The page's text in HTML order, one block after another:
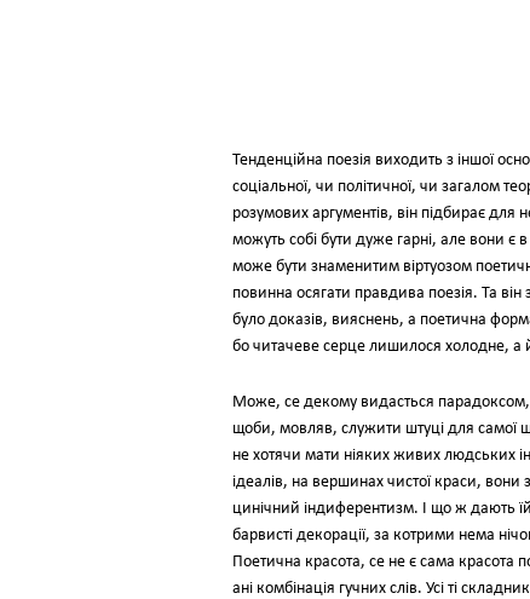
Тенденційна поезія виходить з іншої
соціальної, чи політичної, чи загалом
розумових аргументів, він підбирає для
можуть собі бути дуже гарні, але вони є
може бути знаменитим віртуозом
повинна осягати правдива поезія. Та
було доказів, вияснень, а поетична
бо читачеве серце лишилося холодне, а
Може, се декому видасться парадоксом,
щоби, мовляв, служити штуці для самої
не хотячи мати ніяких живих людських
ідеалів, на вершинах чистої краси,
цинічний індиферентизм. І що ж дають їй
барвисті декорації, за котрими нема
Поетична красота, се не є сама красота
ані комбінація гучних слів. Усі ті